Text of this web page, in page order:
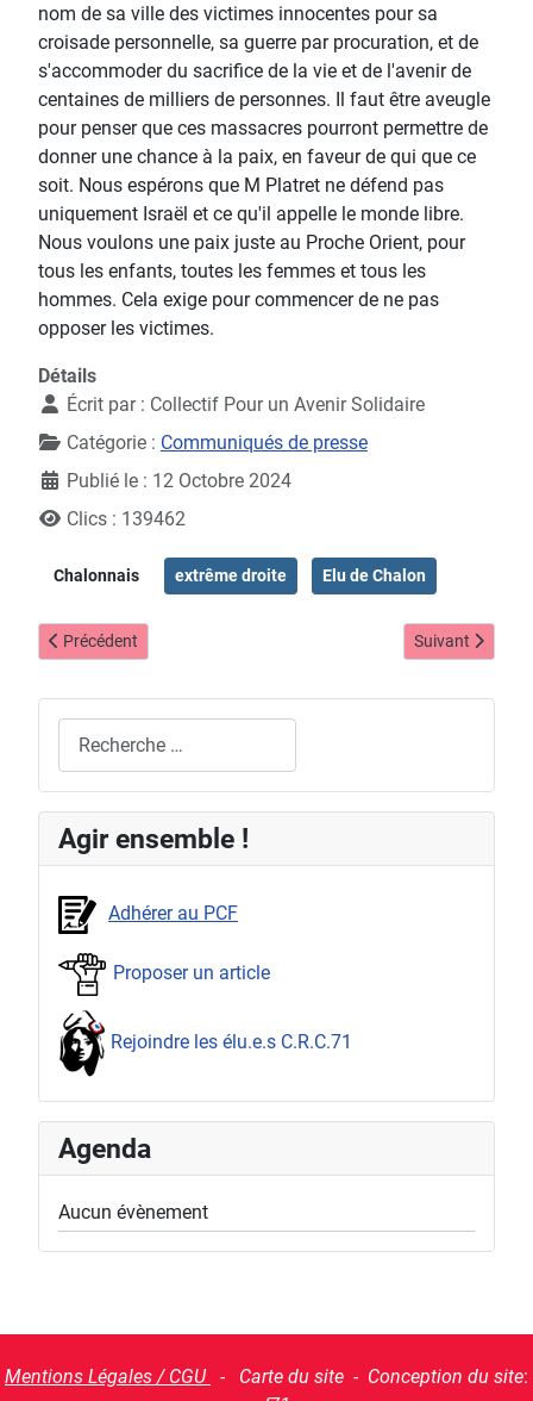
nom de sa ville des victimes innocentes pour sa
croisade personnelle, sa guerre par procuration, et de
s'accommoder du sacrifice de la vie et de l'avenir de
centaines de milliers de personnes. Il faut être aveugle
pour penser que ces massacres pourront permettre de
donner une chance à la paix, en faveur de qui que ce
soit. Nous espérons que M Platret ne défend pas
uniquement Israël et ce qu'il appelle le monde libre.
Nous voulons une paix juste au Proche Orient, pour
tous les enfants, toutes les femmes et tous les
hommes. Cela exige pour commencer de ne pas
opposer les victimes.
Détails
Écrit par : Collectif Pour un Avenir Solidaire
Catégorie : Communiqués de presse
Publié le : 12 Octobre 2024
Clics : 139462
Chalonnais extrême droite Elu de Chalon
Article précédent : Après la censure, amplifions la mobilisation
Précédent Article suivant :
Suivant
Agir ensemble !
Adhérer au PCF
Proposer un article
Rejoindre les élu.e.s C.R.C.71
Agenda
Aucun évènement
Mentions Légales / CGU - Carte du site - Conception du site: